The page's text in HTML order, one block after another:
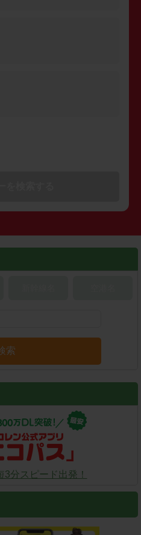
索
分スピード出発！